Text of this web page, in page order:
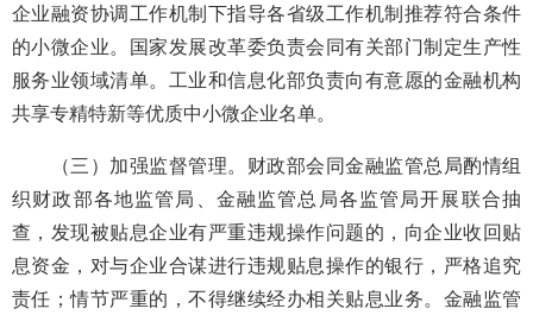
企业融资协调工作机制下指导各省级工作机制推荐符合条件
的小微企业。国家发展改革委负责会同有关部门制定生产性
服务业领域清单。工业和信息化部负责向有意愿的金融机构
共享专精特新等优质中小微企业名单。
（三）加强监督管理。财政部会同金融监管总局酌情组
织财政部各地监管局、金融监管总局各监管局开展联合抽
查，发现被贴息企业有严重违规操作问题的，向企业收回贴
息资金，对与企业合谋进行违规贴息操作的银行，严格追究
责任；情节严重的，不得继续经办相关贴息业务。金融监管